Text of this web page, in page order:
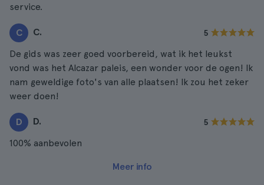
service.
C C. 5
De gids was zeer goed voorbereid, wat ik het leukst
vond was het Alcazar paleis, een wonder voor de ogen! Ik
nam geweldige foto's van alle plaatsen! Ik zou het zeker
weer doen!
D D. 5
100% aanbevolen
Meer info